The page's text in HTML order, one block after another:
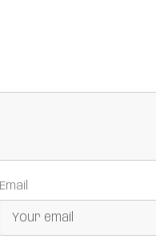
Email